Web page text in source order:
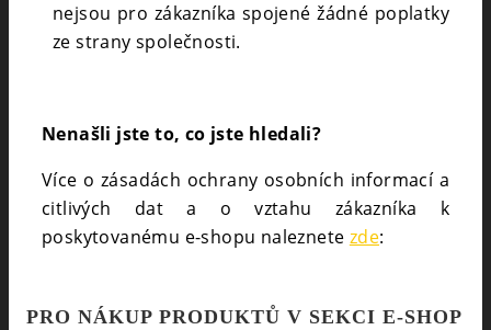
nejsou pro zákazníka spojené žádné poplatky
ze strany společnosti.
Nenašli jste to, co jste hledali?
Více o zásadách ochrany osobních informací a
citlivých dat a o vztahu zákazníka k
poskytovanému e-shopu naleznete zde:
PRO NÁKUP PRODUKTŮ V SEKCI E-SHOP